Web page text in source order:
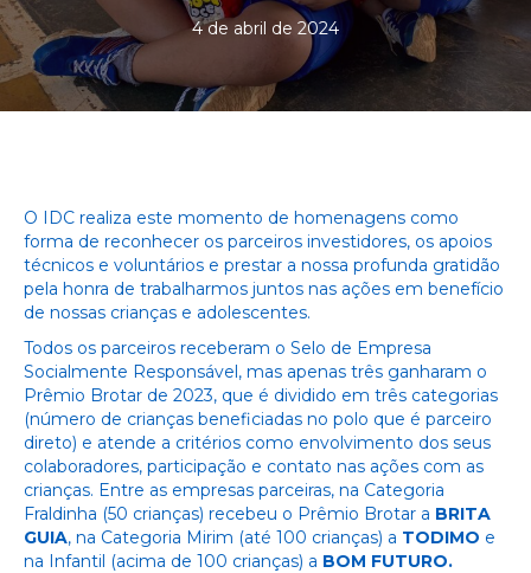
4 de abril de 2024
O IDC realiza este momento de homenagens como
forma de reconhecer os parceiros investidores, os apoios
técnicos e voluntários e prestar a nossa profunda gratidão
pela honra de trabalharmos juntos nas ações em benefício
de nossas crianças e adolescentes.
Todos os parceiros receberam o Selo de Empresa
Socialmente Responsável, mas apenas três ganharam o
Prêmio Brotar de 2023, que é dividido em três categorias
(número de crianças beneficiadas no polo que é parceiro
direto) e atende a critérios como envolvimento dos seus
colaboradores, participação e contato nas ações com as
crianças. Entre as empresas parceiras, na Categoria
Fraldinha (50 crianças) recebeu o Prêmio Brotar a BRITA
GUIA, na Categoria Mirim (até 100 crianças) a TODIMO e
na Infantil (acima de 100 crianças) a BOM FUTURO.